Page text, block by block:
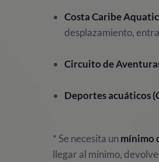
Costa Caribe
desplazamiento,
Circuito de
Deportes acuáticos
* Se necesita unmínimo
llegar al mínimo,